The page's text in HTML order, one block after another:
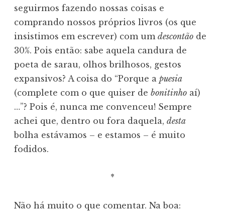
seguirmos fazendo nossas coisas e
comprando nossos próprios livros (os que
insistimos em escrever) com um descontão de
30%. Pois então: sabe aquela candura de
poeta de sarau, olhos brilhosos, gestos
expansivos? A coisa do “Porque a puesia
(complete com o que quiser de bonitinho aí)
…”? Pois é, nunca me convenceu! Sempre
achei que, dentro ou fora daquela, desta
bolha estávamos – e estamos – é muito
fodidos.
*
Não há muito o que comentar. Na boa: